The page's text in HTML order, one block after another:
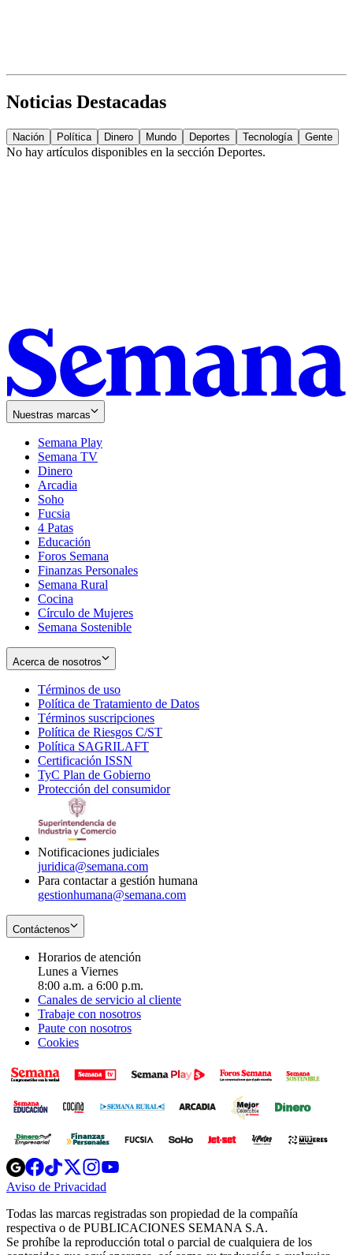
Noticias Destacadas
Nación Política Dinero Mundo Deportes Tecnología Gente
No hay artículos disponibles en la sección Deportes.
Nuestras marcas
Semana Play
Semana TV
Dinero
Arcadia
Soho
in
new
window
Fucsia
in
new
window
4 Patas
Educación
Foros Semana
Finanzas Personales
Semana Rural
Cocina
Círculo de Mujeres
Semana Sostenible
Acerca de nosotros
Términos de uso
in
new
window
Política de Tratamiento de Datos
Términos suscripciones
in
Política de Riesgos C/ST
Política SAGRILAFT
new
window
Certificación ISSN
in
new
TyC Plan de Gobierno
in
Protección del consumidorOpens
Notificaciones judiciales
juridica@semana.com
Para contactar a gestión humana
gestionhumana@semana.com
Contáctenos
Horarios de atención
Lunes a Viernes
8:00 a.m. a 6:00 p.m.
Canales de servicio al cliente
Trabaje con nosotros
Paute con nosotros
Cookies
Opens
in
new
Opens
in
new
Opens
in
new
window
Opens
new
windowwindow
Aviso de Privacidad
new
window
Todas las marcas registradas son propiedad de la compañía
respectiva o de PUBLICACIONES SEMANA S.A.
Se prohíbe la reproducción total o parcial de cualquiera de los